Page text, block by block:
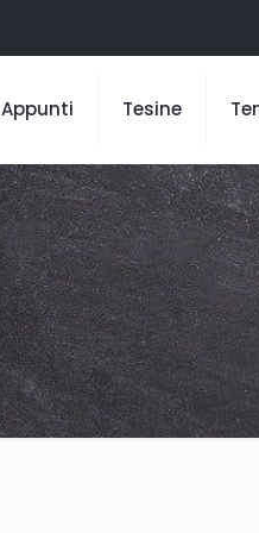
Appunti Tesine